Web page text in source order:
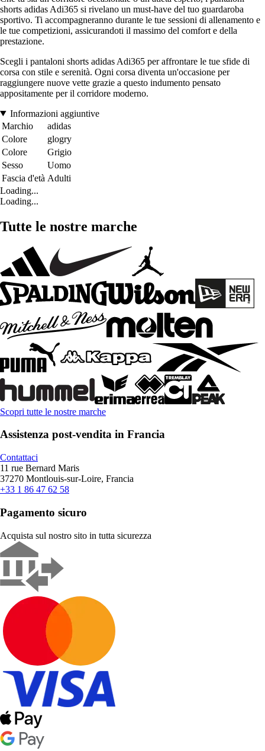
shorts adidas Adi365 si rivelano un must-have del tuo guardaroba
sportivo. Ti accompagneranno durante le tue sessioni di allenamento e
le tue competizioni, assicurandoti il massimo del comfort e della
prestazione.
Scegli i pantaloni shorts adidas Adi365 per affrontare le tue sfide di
corsa con stile e serenità. Ogni corsa diventa un'occasione per
raggiungere nuove vette grazie a questo indumento pensato
appositamente per il corridore moderno.
Informazioni aggiuntive
Marchio
adidas
Colore
glogry
Colore
Grigio
Sesso
Uomo
Fascia d'età Adulti
Loading...
Loading...
Tutte le nostre marche
Scopri tutte le nostre marche
Assistenza post-vendita in Francia
Contattaci
11 rue Bernard Maris
37270 Montlouis-sur-Loire, Francia
+33 1 86 47 62 58
Pagamento sicuro
Acquista sul nostro sito in tutta sicurezza